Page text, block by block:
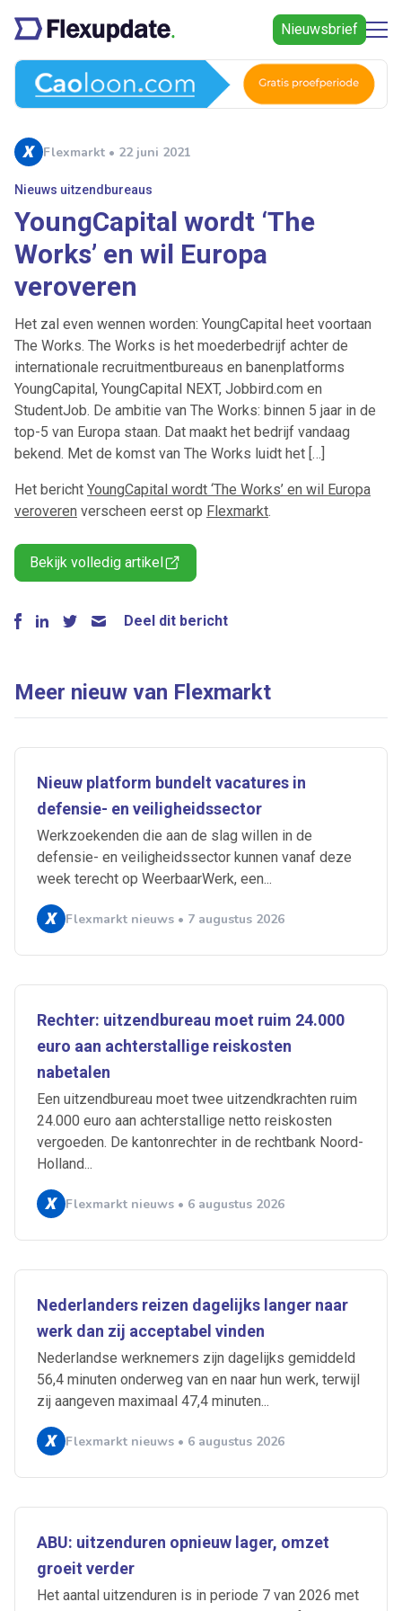
Nieuwsbrief
Flexmarkt • 22 juni 2021
Nieuws uitzendbureaus
YoungCapital wordt ‘The
Works’ en wil Europa
veroveren
Het zal even wennen worden: YoungCapital heet voortaan
The Works. The Works is het moederbedrijf achter de
internationale recruitmentbureaus en banenplatforms
YoungCapital, YoungCapital NEXT, Jobbird.com en
StudentJob. De ambitie van The Works: binnen 5 jaar in de
top-5 van Europa staan. Dat maakt het bedrijf vandaag
bekend. Met de komst van The Works luidt het […]
Het bericht YoungCapital wordt ‘The Works’ en wil Europa
veroveren verscheen eerst op Flexmarkt.
Bekijk volledig artikel
Deel dit bericht
Meer nieuw van Flexmarkt
Nieuw platform bundelt vacatures in
defensie- en veiligheidssector
Werkzoekenden die aan de slag willen in de
defensie- en veiligheidssector kunnen vanaf deze
week terecht op WeerbaarWerk, een...
Flexmarkt nieuws • 7 augustus 2026
Rechter: uitzendbureau moet ruim 24.000
euro aan achterstallige reiskosten
nabetalen
Een uitzendbureau moet twee uitzendkrachten ruim
24.000 euro aan achterstallige netto reiskosten
vergoeden. De kantonrechter in de rechtbank Noord-
Holland...
Flexmarkt nieuws • 6 augustus 2026
Nederlanders reizen dagelijks langer naar
werk dan zij acceptabel vinden
Nederlandse werknemers zijn dagelijks gemiddeld
56,4 minuten onderweg van en naar hun werk, terwijl
zij aangeven maximaal 47,4 minuten...
Flexmarkt nieuws • 6 augustus 2026
ABU: uitzenduren opnieuw lager, omzet
groeit verder
Het aantal uitzenduren is in periode 7 van 2026 met